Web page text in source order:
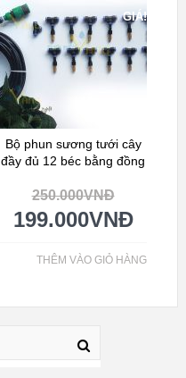
GIÁ!
Bộ phun sương tưới cây
đầy đủ 12 béc bằng đồng
250.000VNĐ
199.000VNĐ
THÊM VÀO GIỎ HÀNG